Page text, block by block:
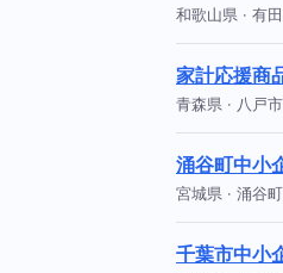
和歌山県 · 有
家計応援商
青森県 · 八戸
涌谷町中小
宮城県 · 涌谷
千葉市中小